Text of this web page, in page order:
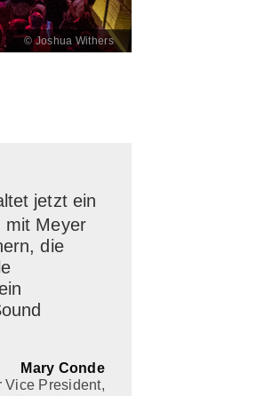
© Joshua Withers
jetzt ein
mit Meyer
die
Mary Conde
Vice President,